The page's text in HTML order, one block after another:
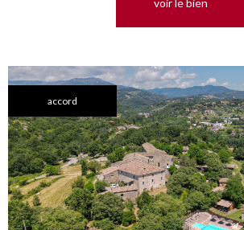
voir le bien
accord